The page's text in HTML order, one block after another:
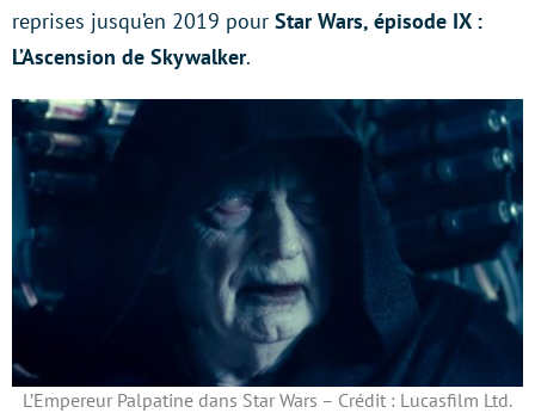
reprises jusqu’en 2019 pour Star Wars, épisode IX :
L’Ascension de Skywalker.
L’Empereur Palpatine dans Star Wars – Crédit : Lucasfilm Ltd.